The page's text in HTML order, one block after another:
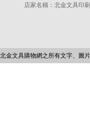
店家名稱：北金文具印
北金文具購物網之所有文字、圖